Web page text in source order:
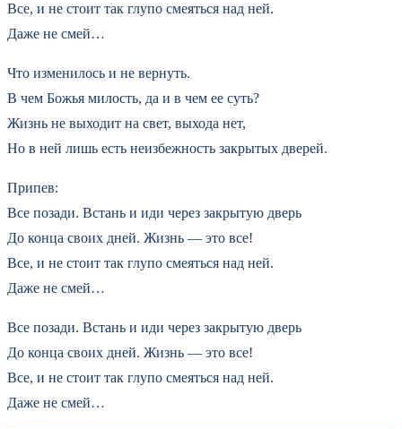
Все, и не стоит так глупо смеяться над ней.
Даже не смей…
Что изменилось и не вернуть.
В чем Божья милость, да и в чем ее суть?
Жизнь не выходит на свет, выхода нет,
Но в ней лишь есть неизбежность закрытых дверей.
Припев:
Все позади. Встань и иди через закрытую дверь
До конца своих дней. Жизнь — это все!
Все, и не стоит так глупо смеяться над ней.
Даже не смей…
Все позади. Встань и иди через закрытую дверь
До конца своих дней. Жизнь — это все!
Все, и не стоит так глупо смеяться над ней.
Даже не смей…